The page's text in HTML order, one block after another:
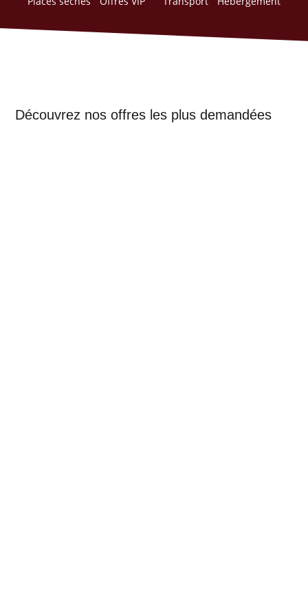
Découvrez nos offres les plus demandées